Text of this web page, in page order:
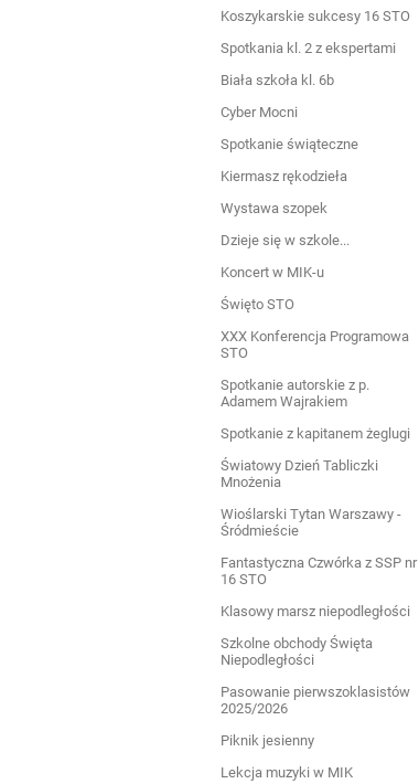
Koszykarskie sukcesy 16 STO
Spotkania kl. 2 z ekspertami
Biała szkoła kl. 6b
Cyber Mocni
Spotkanie świąteczne
Kiermasz rękodzieła
Wystawa szopek
Dzieje się w szkole...
Koncert w MIK-u
Święto STO
XXX Konferencja Programowa
STO
Spotkanie autorskie z p.
Adamem Wajrakiem
Spotkanie z kapitanem żeglugi
Światowy Dzień Tabliczki
Mnożenia
Wioślarski Tytan Warszawy -
Śródmieście
Fantastyczna Czwórka z SSP nr
16 STO
Klasowy marsz niepodległości
Szkolne obchody Święta
Niepodległości
Pasowanie pierwszoklasistów
2025/2026
Piknik jesienny
Lekcja muzyki w MIK